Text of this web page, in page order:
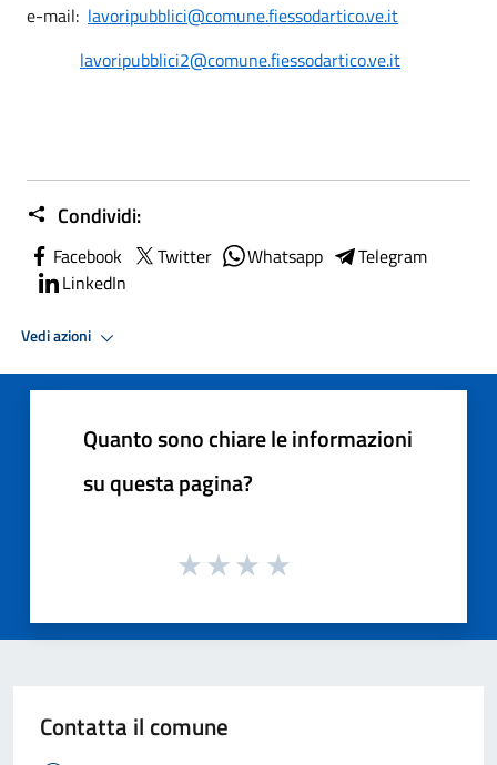
e-mail: lavoripubblici@comune.fiessodartico.ve.it
lavoripubblici2@comune.fiessodartico.ve.it
Condividi:
Facebook Twitter Whatsapp
Telegram
LinkedIn
Vedi azioni
Quanto sono chiare le informazioni
su questa pagina?
Contatta il comune